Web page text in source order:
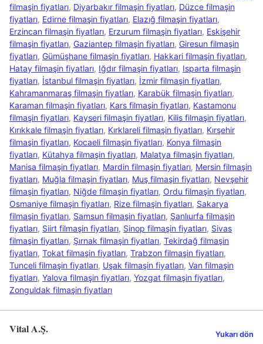
filmaşin fiyatları, Diyarbakır filmaşin fiyatları, Düzce filmaşin
fiyatları, Edirne filmaşin fiyatları, Elazığ filmaşin fiyatları,
Erzincan filmaşin fiyatları, Erzurum filmaşin fiyatları, Eskişehir
filmaşin fiyatları, Gaziantep filmaşin fiyatları, Giresun filmaşin
fiyatları, Gümüşhane filmaşin fiyatları, Hakkari filmaşin fiyatları,
Hatay filmaşin fiyatları, Iğdır filmaşin fiyatları, Isparta filmaşin
fiyatları, İstanbul filmaşin fiyatları, İzmir filmaşin fiyatları,
Kahramanmaraş filmaşin fiyatları, Karabük filmaşin fiyatları,
Karaman filmaşin fiyatları, Kars filmaşin fiyatları, Kastamonu
filmaşin fiyatları, Kayseri filmaşin fiyatları, Kilis filmaşin fiyatları,
Kırıkkale filmaşin fiyatları, Kırklareli filmaşin fiyatları, Kırşehir
filmaşin fiyatları, Kocaeli filmaşin fiyatları, Konya filmaşin
fiyatları, Kütahya filmaşin fiyatları, Malatya filmaşin fiyatları,
Manisa filmaşin fiyatları, Mardin filmaşin fiyatları, Mersin filmaşin
fiyatları, Muğla filmaşin fiyatları, Muş filmaşin fiyatları, Nevşehir
filmaşin fiyatları, Niğde filmaşin fiyatları, Ordu filmaşin fiyatları,
Osmaniye filmaşin fiyatları, Rize filmaşin fiyatları, Sakarya
filmaşin fiyatları, Samsun filmaşin fiyatları, Şanlıurfa filmaşin
fiyatları, Siirt filmaşin fiyatları, Sinop filmaşin fiyatları, Sivas
filmaşin fiyatları, Şırnak filmaşin fiyatları, Tekirdağ filmaşin
fiyatları, Tokat filmaşin fiyatları, Trabzon filmaşin fiyatları,
Tunceli filmaşin fiyatları, Uşak filmaşin fiyatları, Van filmaşin
fiyatları, Yalova filmaşin fiyatları, Yozgat filmaşin fiyatları,
Zonguldak filmaşin fiyatları
Vital A.Ş. Yukarı dön